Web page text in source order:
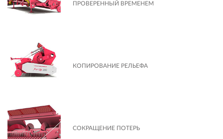
ПРОВЕРЕННЫЙ ВРЕМЕНЕМ
КОПИРОВАНИЕ РЕЛЬЕФА
СОКРАЩЕНИЕ ПОТЕРЬ